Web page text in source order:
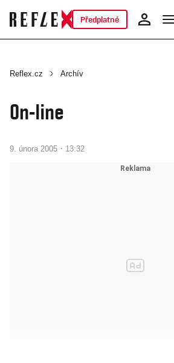
Předplatné
Reflex.cz Archív
On-line
9. února 2005 · 13:32